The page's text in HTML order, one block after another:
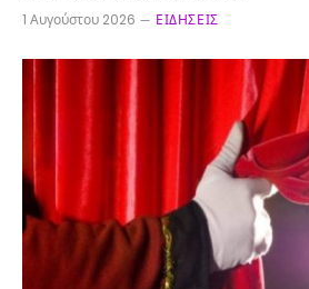
1 Αυγούστου 2026 ΕΙΔΉΣΕΙΣ